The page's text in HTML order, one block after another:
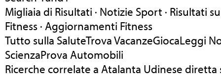
Migliaia di Risultati · Notizie Sport · Risultati
Fitness · Aggiornamenti Fitness
Tutto sulla SaluteTrova VacanzeGiocaLeggi
ScienzaProva Automobili
Ricerche correlate a Atalanta Udinese